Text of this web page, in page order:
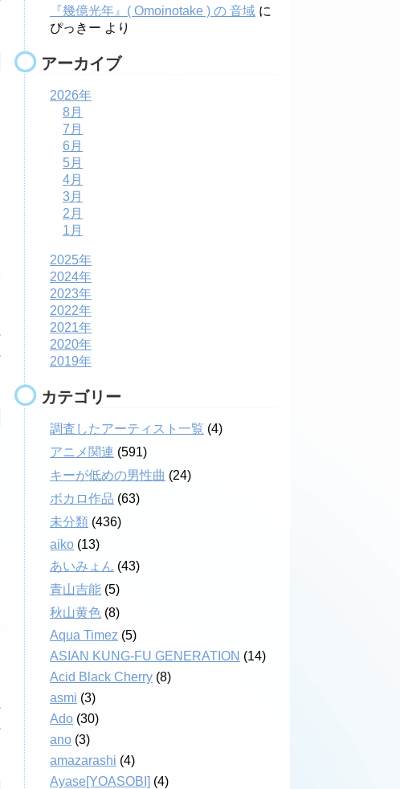
『幾億光年』( Omoinotake ) の 音域 に
ぴっきー より
アーカイブ
2026年
8月
7月
6月
5月
4月
3月
2月
1月
2025年
2024年
2023年
2022年
2021年
2020年
2019年
カテゴリー
調査したアーティスト一覧 (4)
アニメ関連 (591)
キーが低めの男性曲 (24)
ボカロ作品 (63)
未分類 (436)
aiko (13)
あいみょん (43)
青山吉能 (5)
秋山黄色 (8)
Aqua Timez (5)
ASIAN KUNG-FU GENERATION (14)
Acid Black Cherry (8)
asmi (3)
Ado (30)
ano (3)
amazarashi (4)
Ayase[YOASOBI] (4)